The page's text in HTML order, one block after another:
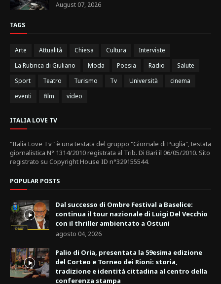
August 07, 2026
TAGS
Arte Attualità Chiesa Cultura
Interviste
La Rubrica di Giuliano
Moda Poesia Radio
Salute
Sport
Teatro Turismo Tv Università
cinema
eventi
film video
ITALIA LOVE TV
"Italia Love Tv" è una testata del gruppo "Giornale di Puglia", testata
giornalistica N° 1314/2010 registrata al Trib. Di Bari il 06/05/2010. Sito
registrato su Copyright House ID n°329155544.
POPULAR POSTS
Dal successo di Ombre Festival a Baselice:
continua il tour nazionale di Luigi Del Vecchio
con il thriller ambientato a Ostuni
agosto 04, 2026
Palio di Oria, presentata la 59esima edizione
del Corteo e Torneo dei Rioni: storia,
tradizione e identità cittadina al centro della
conferenza stampa